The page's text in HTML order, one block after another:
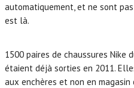
automatiquement, et ne sont
est là.
1500 paires de chaussures Nike
étaient déjà sorties en 2011.
aux enchères et non en magasin